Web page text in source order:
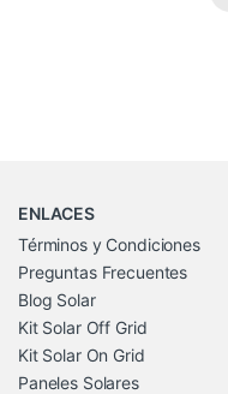
ENLACES
Términos y Condiciones
Preguntas Frecuentes
Blog Solar
Kit Solar Off Grid
Kit Solar On Grid
Paneles Solares